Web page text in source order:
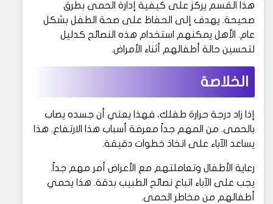
هذا القسم يركز على كيفية إدارة الحمى بطرق
صحيحة. يهدف إلى الحفاظ على صحة الطفل بشكل
عام. الأهل يمكنهم استخدام هذه النصائح كدليل
لتحسين حالة أطفالهم أثناء الأمراض.
الخلاصة
إذا زاد درجة حرارة طفلك، فهذا يعني أن جسده يصاب
بالحمى. من المهم جداً معرفة أسباب هذا الارتفاع. هذا
يساعد الآباء على اتخاذ خطوات دقيقة.
رعاية الأطفال وتعاملتهم مع الأعراض أمر مهم جداً.
يجب على الآباء اتباع نصائح الطبيب بدقة. هذا يحمي
أطفالهم من مخاطر الحمى.